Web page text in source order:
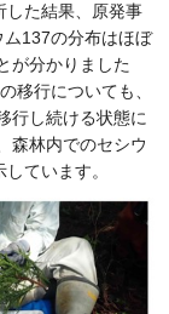
した結果、原発事
137の分布はほぼ
が分かりました
移行についても、
行し続ける状態に
森林内でのセシウ
ています。